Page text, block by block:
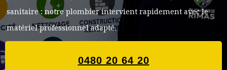
sanitaire : notre plombier intervient rapidement avec le
matériel professionnel adapté.
0480 20 64 20